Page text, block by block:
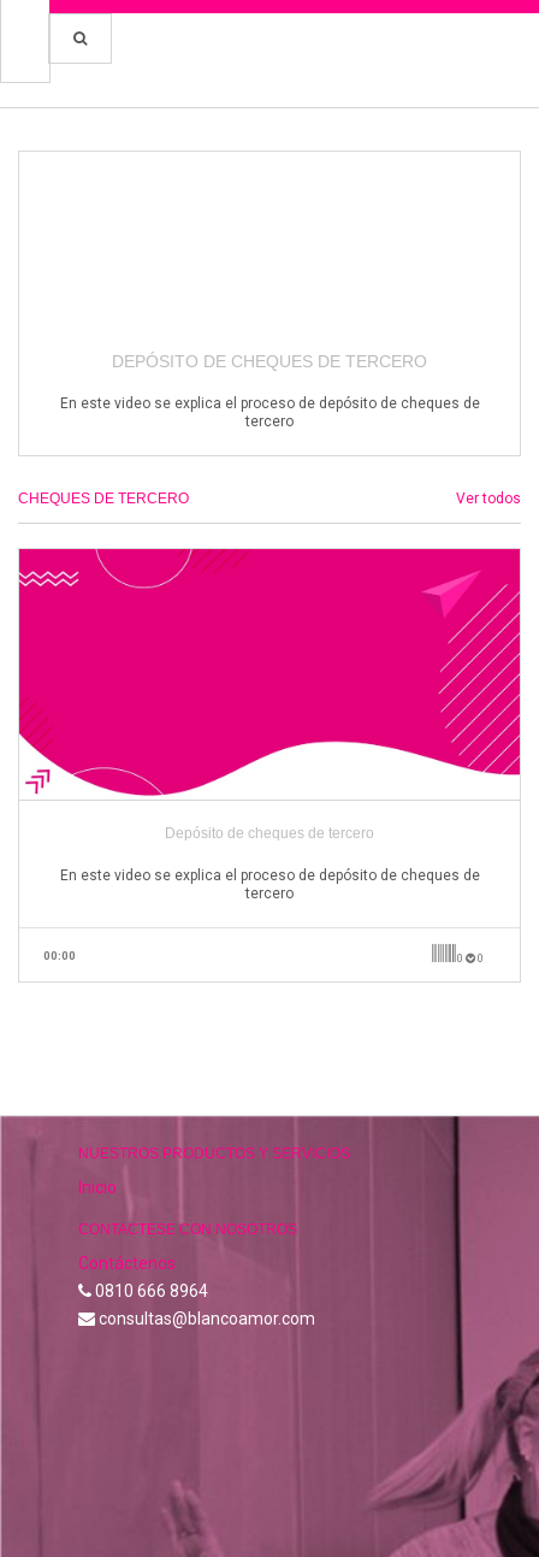
DEPÓSITO DE CHEQUES DE TERCERO
En este video se explica el proceso de depósito de cheques de
tercero
CHEQUES DE TERCERO Ver todos
Depósito de cheques de tercero
En este video se explica el proceso de depósito de cheques de
tercero
00:00 0 0
NUESTROS PRODUCTOS Y SERVICIOS
Inicio
CONTACTESE CON NOSOTROS
Contáctenos
0810 666 8964
consultas@blancoamor.com